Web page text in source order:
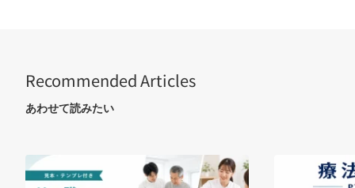
Recommended Articles
あわせて読みたい